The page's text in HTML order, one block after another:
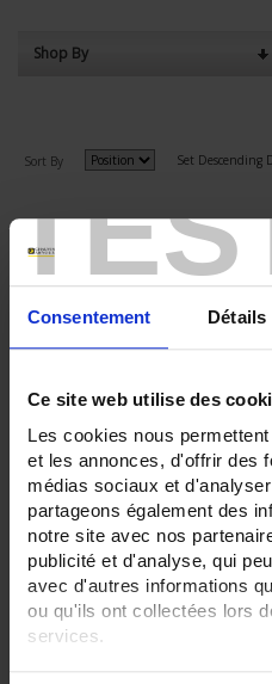
Consentement Détails
Ce site web utilise des
Les cookies nous
et les annonces, d'offrir des
médias sociaux et
partageons également des
notre site avec nos
publicité et d'analyse, qui
avec d'autres informations
ou qu'ils ont collectées lors
services.
Shop By
Sort By Set Descending
LK
Hour meter - format 48 x 48 -